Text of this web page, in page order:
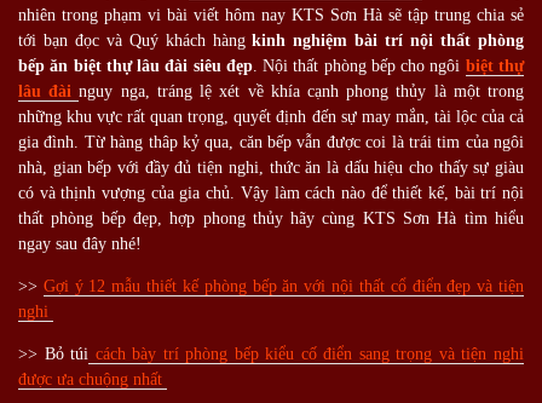
nhiên trong phạm vi bài viết hôm nay KTS Sơn Hà sẽ tập trung chia sẻ
tới bạn đọc và Quý khách hàngkinh nghiệm bài trí nội thất phòng
bếp ăn biệt thự lâu đài siêu đẹp. Nội thất phòng bếp cho ngôi biệt thự
lâu đài nguy nga, tráng lệ xét về khía cạnh phong thủy là một trong
những khu vực rất quan trọng, quyết định đến sự may mắn, tài lộc của cả
gia đình. Từ hàng thâp kỷ qua, căn bếp vẫn được coi là trái tim của ngôi
nhà, gian bếp với đầy đủ tiện nghi, thức ăn là dấu hiệu cho thấy sự giàu
có và thịnh vượng của gia chủ. Vậy làm cách nào để thiết kế, bài trí nội
thất phòng bếp đẹp, hợp phong thủy hãy cùng KTS Sơn Hà tìm hiểu
ngay sau đây nhé!
>> Gợi ý 12 mẫu thiết kế phòng bếp ăn với nội thất cổ điển đẹp và tiện
nghi
>> Bỏ túi cách bày trí phòng bếp kiểu cố điển sang trọng và tiện nghi
được ưa chuộng nhất